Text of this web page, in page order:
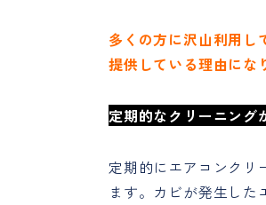
多くの方に沢山利用し
提供している理由にな
定期的なクリーニング
定期的にエアコンクリ
ます。カビが発生し